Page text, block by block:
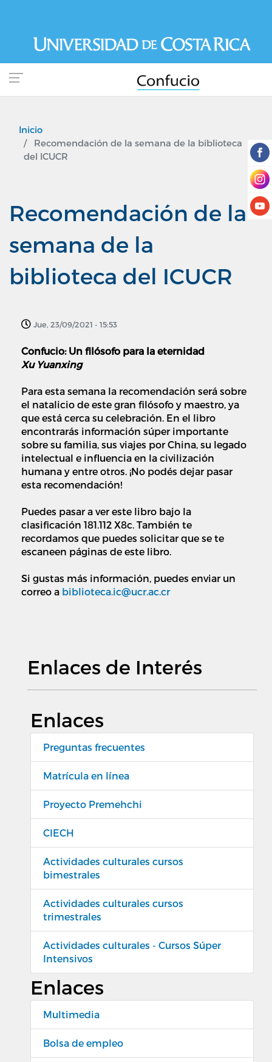
contenido
principal
Inicio
Recomendación de la semana de la biblioteca
del ICUCR
Recomendación de la
semana de la
biblioteca del ICUCR
Jue, 23/09/2021 - 15:53
Confucio: Un filósofo para la eternidad
Xu Yuanxing
Para esta semana la recomendación será sobre
el natalicio de este gran filósofo y maestro, ya
que está cerca su celebración. En el libro
encontrarás información súper importante
sobre su familia, sus viajes por China, su legado
intelectual e influencia en la civilización
humana y entre otros. ¡No podés dejar pasar
esta recomendación!
Puedes pasar a ver este libro bajo la
clasificación 181.112 X8c. También te
recordamos que puedes solicitar que se te
escaneen páginas de este libro.
Si gustas más información, puedes enviar un
correo a biblioteca.ic@ucr.ac.cr
Enlaces de Interés
Enlaces
Preguntas frecuentes
Matrícula en línea
Proyecto Premehchi
CIECH
Actividades culturales cursos
bimestrales
Actividades culturales cursos
trimestrales
Actividades culturales - Cursos Súper
Intensivos
Enlaces
Multimedia
Bolsa de empleo